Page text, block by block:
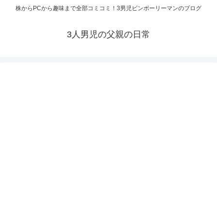
株からPCから趣味まで全部コミコミ！3男児ビンボーリーマンのブログ
3人男児の父親の日常